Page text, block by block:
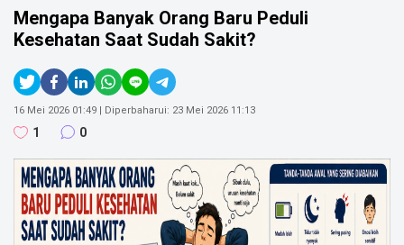
Kategori :Health
Jawa Barat, Garut
SOSIAL MEDIA
Kat@Bubid
Kat@Bubid
Mengapa Banyak Orang Baru Peduli
Kesehatan Saat Sudah Sakit?
16 Mei 2026 01:49 | Diperbaharui: 23 Mei 2026 11:13
1 0